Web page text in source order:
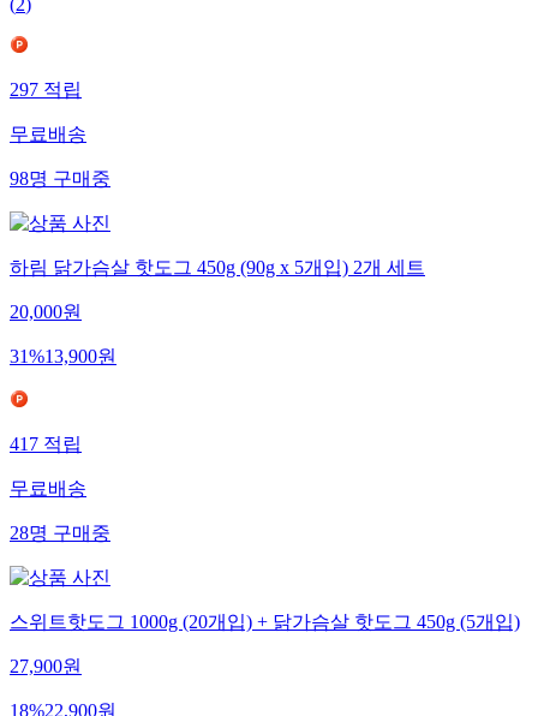
(2)
297적립
무료배송
98명구매중
하림 닭가슴살 핫도그 450g (90g x 5개입) 2개 세트
20,000원
31%13,900원
417적립
무료배송
28명구매중
스위트핫도그 1000g (20개입) + 닭가슴살 핫도그 450g (5개입)
27,900원